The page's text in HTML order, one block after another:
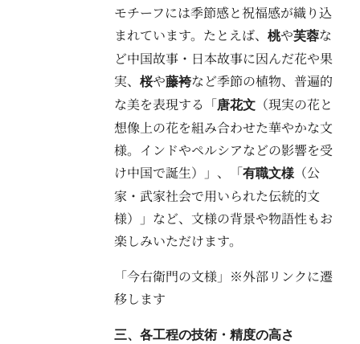
モチーフには季節感と祝福感が織り込
まれています。たとえば、桃や芙蓉な
ど中国故事・日本故事に因んだ花や果
実、桜や藤袴など季節の植物、普遍的
な美を表現する「唐花文 （現実の花と
想像上の花を組み合わせた華やかな文
様。インドやペルシアなどの影響を受
け中国で誕生）」、「有職文様（公
家・武家社会で用いられた伝統的文
様）」など、文様の背景や物語性もお
楽しみいただけます。
「今右衛門の文様」※外部リンクに遷
移します
三、各工程の技術・精度の高さ